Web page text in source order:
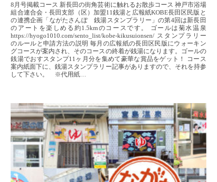
8月号掲載コース 新長田の街角芸術に触れるお散歩コース 神戸市浴場
組合連合会・長田支部（区）加盟11銭湯と広報紙KOBE長田区民版と
の連携企画「ながたさんぽ 銭湯スタンプラリー」の第4回は新長田
のアートを楽しめる約1.5kmのコースです。 ゴールは菊水温泉
https://hyogo1010.com/sento_list/kobe-kikusuionsen/ スタンプラリー
のルールと申請方法の説明 毎月の広報紙の長田区民版にウォーキン
グコースが案内され、そのコースの終着が銭湯になります。ゴールの
銭湯でおすスタンプ11ヶ月分を集めて豪華な賞品をゲット！ コース
案内紙面下に、銭湯スタンプラリー記事がありますので、それを持参
して下さい。 ※代用紙…